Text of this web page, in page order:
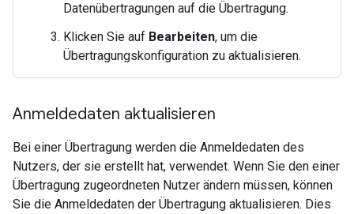
Datenübertragungen auf die Übertragung.
Klicken Sie auf Bearbeiten, um die
Übertragungskonfiguration zu aktualisieren.
Anmeldedaten aktualisieren
Bei einer Übertragung werden die Anmeldedaten des
Nutzers, der sie erstellt hat, verwendet. Wenn Sie den einer
Übertragung zugeordneten Nutzer ändern müssen, können
Sie die Anmeldedaten der Übertragung aktualisieren. Dies